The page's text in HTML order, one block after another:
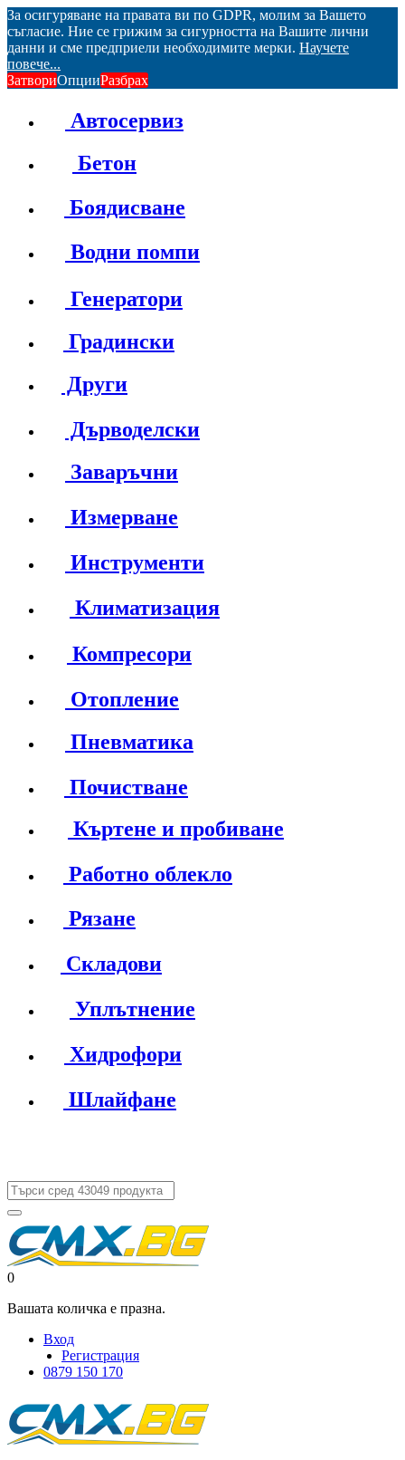
За осигуряване на правата ви по GDPR, молим за Вашето
съгласие. Ние се грижим за сигурността на Вашите лични
данни и сме предприели необходимите мерки. Научете
повече...
ЗатвориОпцииРазбрах
Автосервиз
Бетон
Боядисване
Водни помпи
Генератори
Градински
Други
Дърводелски
Заваръчни
Измерване
Инструменти
Климатизация
Компресори
Отопление
Пневматика
Почистване
Къртене и пробиване
Работно облекло
Рязане
Складови
Уплътнение
Хидрофори
Шлайфане
0
Вашата количка е празна.
Вход
Регистрация
0879 150 170